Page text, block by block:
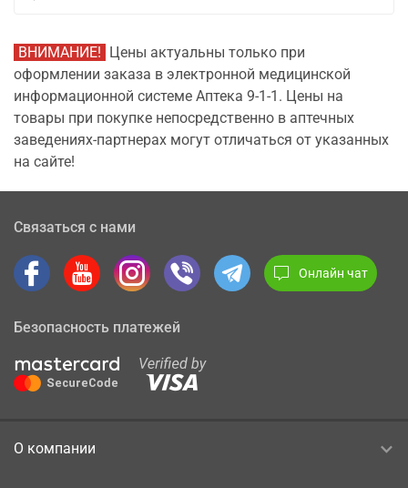
ВНИМАНИЕ! Цены актуальны только при
оформлении заказа в электронной медицинской
информационной системе Аптека 9-1-1. Цены на
товары при покупке непосредственно в аптечных
заведениях-партнерах могут отличаться от указанных
на сайте!
Связаться с нами
Онлайн чат
Безопасность платежей
О компании